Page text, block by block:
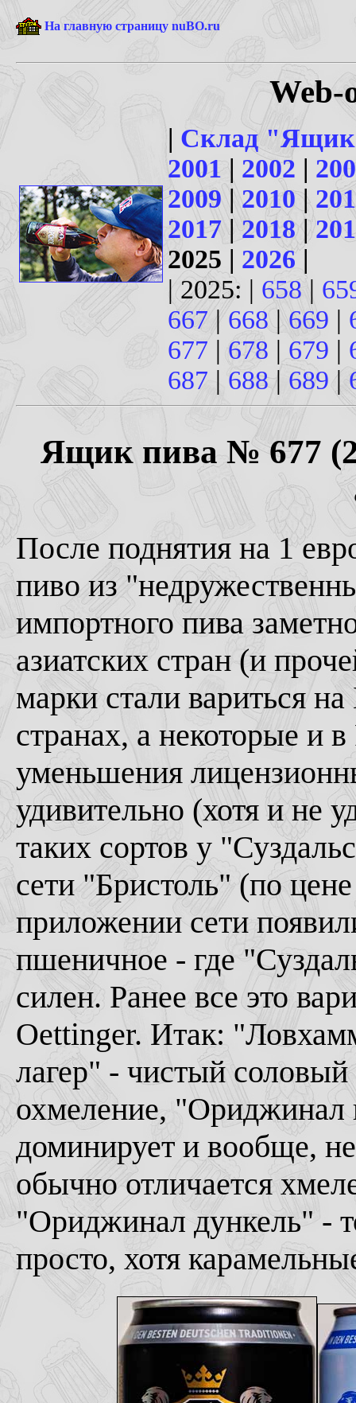
На главную страницу nuBO.ru
| Склад
2001 | 2002 |
2009| 2010|
2017 | 2018|
2025 | 2026|
| 2025: | 658|
667 |668 |669 |
677 | 678 | 679 |
687 | 688| 689 |
Ящик пива № 677
После поднятия на 1
пиво из
импортного пива
азиатских стран (и
марки стали вариться
странах, а некоторые и
уменьшения
удивительно (хотя и не
таких сортов у
сети "Бристоль" (по
приложении сети
пшеничное - где
силен. Ранее все это
Oettinger. Итак:
лагер" - чистый соловый
охмеление, "Ориджинал
доминирует и вообще,
обычно отличается
"Ориджинал дункель" -
просто, хотя